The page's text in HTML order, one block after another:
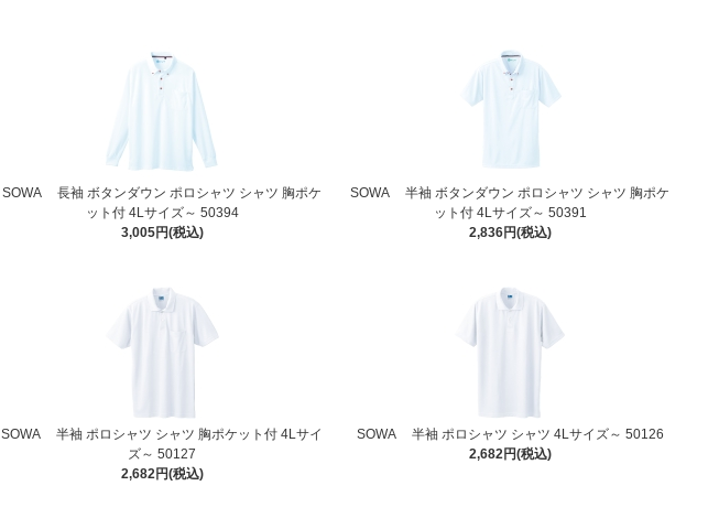
SOWA 長袖 ボタンダウン ポロシャツ シャツ 胸ポケ
ット付 4Lサイズ～ 50394
3,005円(税込)
SOWA 半袖 ボタンダウン ポロシャツ シャツ 胸ポケ
ット付 4Lサイズ～ 50391
2,836円(税込)
SOWA 半袖 ポロシャツ シャツ 胸ポケット付 4Lサイ
ズ～ 50127
2,682円(税込)
SOWA 半袖 ポロシャツ シャツ 4Lサイズ～ 50126
2,682円(税込)